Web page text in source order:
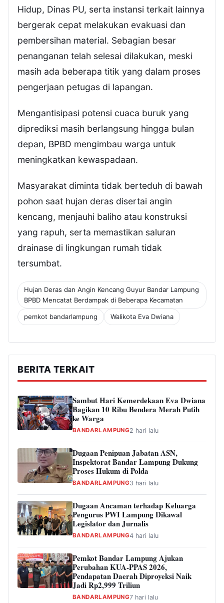
Hidup, Dinas PU, serta instansi terkait lainnya
bergerak cepat melakukan evakuasi dan
pembersihan material. Sebagian besar
penanganan telah selesai dilakukan, meski
masih ada beberapa titik yang dalam proses
pengerjaan petugas di lapangan.
Mengantisipasi potensi cuaca buruk yang
diprediksi masih berlangsung hingga bulan
depan, BPBD mengimbau warga untuk
meningkatkan kewaspadaan.
Masyarakat diminta tidak berteduh di bawah
pohon saat hujan deras disertai angin
kencang, menjauhi baliho atau konstruksi
yang rapuh, serta memastikan saluran
drainase di lingkungan rumah tidak
tersumbat.
Hujan Deras dan Angin Kencang Guyur Bandar Lampung
BPBD Mencatat Berdampak di Beberapa Kecamatan
pemkot bandarlampung Walikota Eva Dwiana
BERITA TERKAIT
Sambut Hari Kemerdekaan Eva Dwiana
Bagikan 10 Ribu Bendera Merah Putih
ke Warga
BANDARLAMPUNG2 hari lalu
Dugaan Penipuan Jabatan ASN,
Inspektorat Bandar Lampung Dukung
Proses Hukum di Polda
BANDARLAMPUNG3 hari lalu
Dugaan Ancaman terhadap Keluarga
Pengurus PWI Lampung Dikawal
Legislator dan Jurnalis
BANDARLAMPUNG4 hari lalu
Pemkot Bandar Lampung Ajukan
Perubahan KUA-PPAS 2026,
Pendapatan Daerah Diproyeksi Naik
Jadi Rp2,999 Triliun
BANDARLAMPUNG7 hari lalu